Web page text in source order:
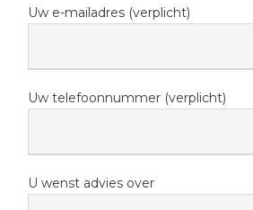
Uw e-mailadres (verplicht)
Uw telefoonnummer (verplicht)
U wenst advies over